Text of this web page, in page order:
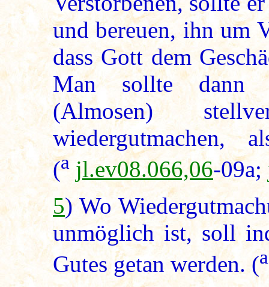
und bereuen, ihn um
dass Gott dem
Man sollte dann
(Almosen)
wiedergutmachen,
(a jl.ev08.066,06-09a;
5) Wo
unmöglich ist, soll
Gutes getan werden. (a